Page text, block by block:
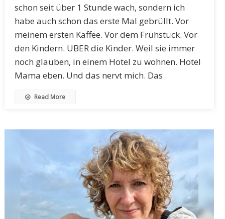
schon seit über 1 Stunde wach, sondern ich
habe auch schon das erste Mal gebrüllt. Vor
meinem ersten Kaffee. Vor dem Frühstück. Vor
den Kindern. ÜBER die Kinder. Weil sie immer
noch glauben, in einem Hotel zu wohnen. Hotel
Mama eben. Und das nervt mich. Das
Read More